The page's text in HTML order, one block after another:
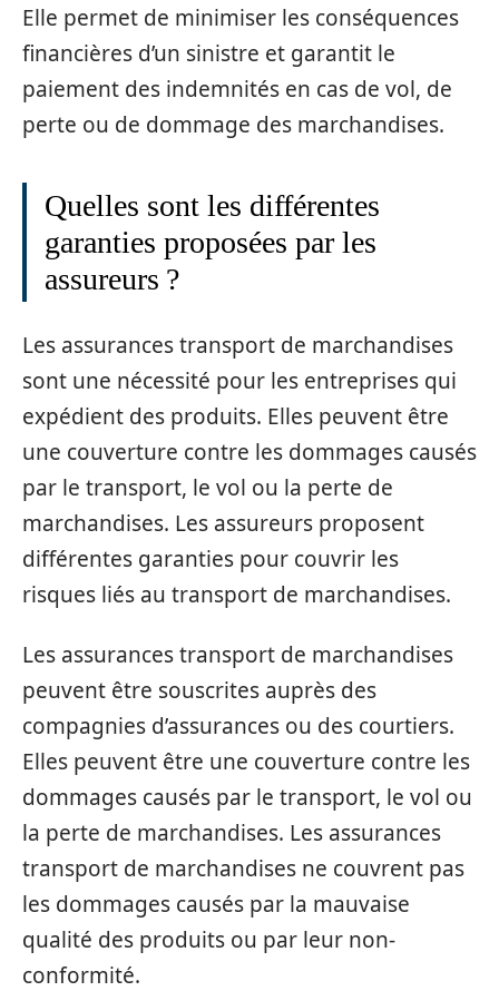
Elle permet de minimiser les conséquences
financières d’un sinistre et garantit le
paiement des indemnités en cas de vol, de
perte ou de dommage des marchandises.
Quelles sont les différentes
garanties proposées par les
assureurs ?
Les assurances transport de marchandises
sont une nécessité pour les entreprises qui
expédient des produits. Elles peuvent être
une couverture contre les dommages causés
par le transport, le vol ou la perte de
marchandises. Les assureurs proposent
différentes garanties pour couvrir les
risques liés au transport de marchandises.
Les assurances transport de marchandises
peuvent être souscrites auprès des
compagnies d’assurances ou des courtiers.
Elles peuvent être une couverture contre les
dommages causés par le transport, le vol ou
la perte de marchandises. Les assurances
transport de marchandises ne couvrent pas
les dommages causés par la mauvaise
qualité des produits ou par leur non-
conformité.